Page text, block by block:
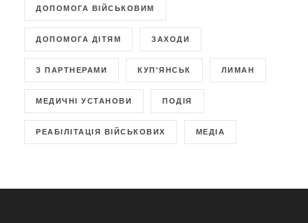
ДОПОМОГА ВІЙСЬКОВИМ
ДОПОМОГА ДІТЯМ ЗАХОДИ
З ПАРТНЕРАМИ КУП'ЯНСЬК ЛИМАН
МЕДИЧНІ УСТАНОВИ ПОДІЯ
РЕАБІЛІТАЦІЯ ВІЙСЬКОВИХ МЕДІА